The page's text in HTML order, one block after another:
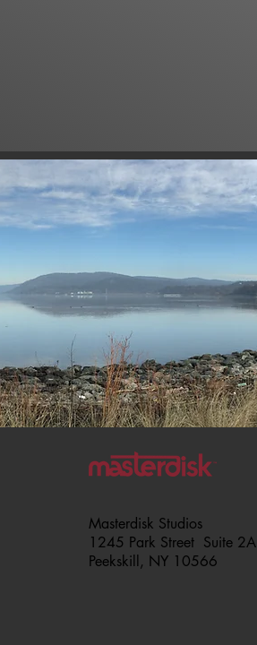
Masterdisk Studios
1245 Park Street Suite 2A
Peekskill, NY 10566